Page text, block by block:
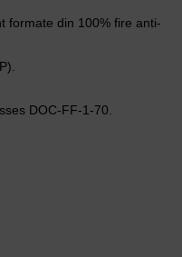
formate din 100% fire anti-
DOC-FF-1-70.